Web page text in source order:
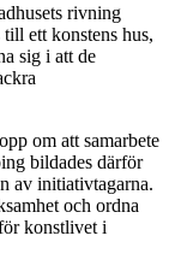
rivning
ett konstens hus,
sig i att de
om att samarbete
bildades därför
av initiativtagarna.
och ordna
konstlivet i